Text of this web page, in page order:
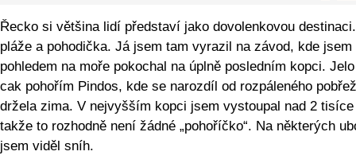
Řecko si většina lidí představí jako dovolenkovou
pláže a pohodička. Já jsem tam vyrazil na závod, kde jsem
pohledem na moře pokochal na úplně posledním kopci.
cak pohořím Pindos, kde se narozdíl od rozpáleného
držela zima. V nejvyšším kopci jsem vystoupal nad 2
takže to rozhodně není žádné „pohoříčko“. Na některých
jsem viděl sníh.